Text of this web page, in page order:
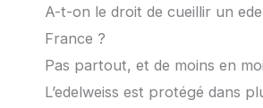
A-t-on le droit de cueillir un
France ?
Pas partout, et de moins en
L’edelweiss est protégé dans